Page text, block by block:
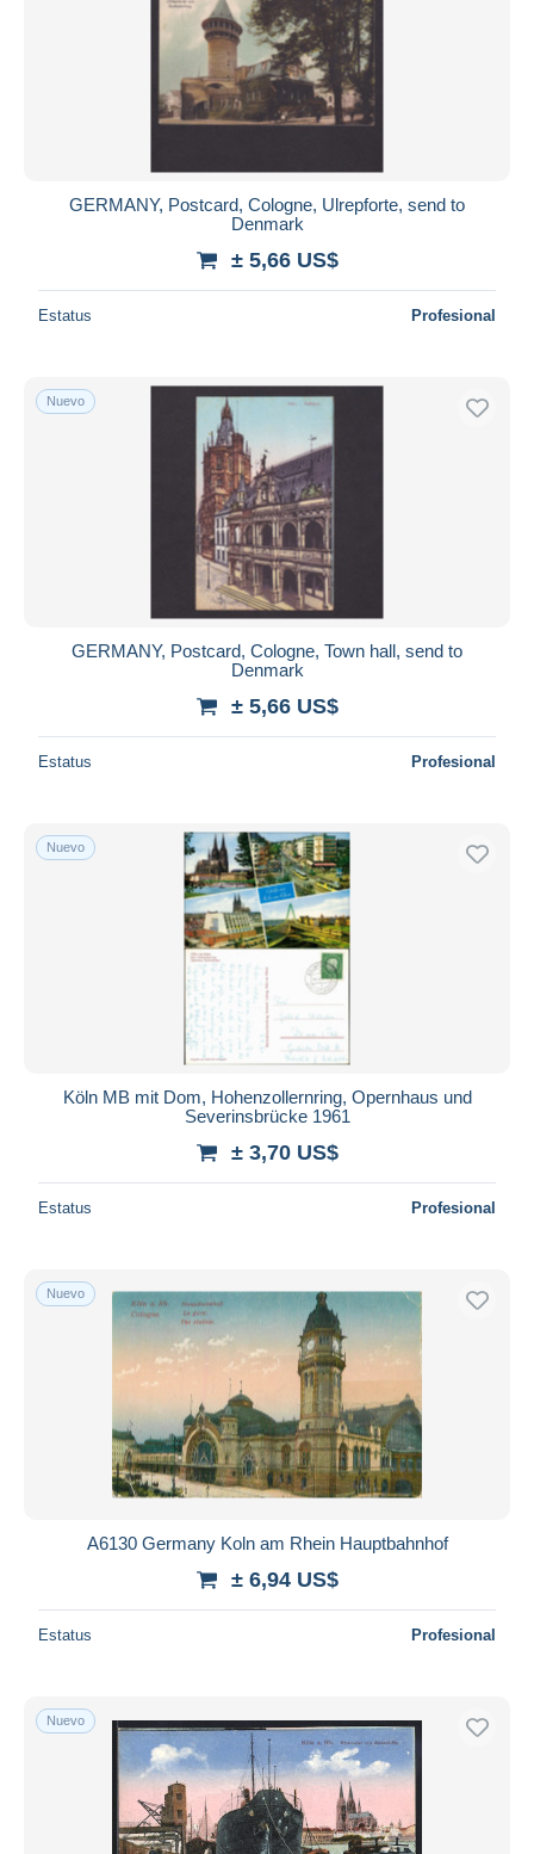
GERMANY, Postcard, Cologne, Ulrepforte, send to
Denmark
± 5,66 US$
Estatus Profesional
Nuevo
GERMANY, Postcard, Cologne, Town hall, send to
Denmark
± 5,66 US$
Estatus Profesional
Nuevo
Köln MB mit Dom, Hohenzollernring, Opernhaus und
Severinsbrücke 1961
± 3,70 US$
Estatus Profesional
Nuevo
A6130 Germany Koln am Rhein Hauptbahnhof
± 6,94 US$
Estatus Profesional
Nuevo